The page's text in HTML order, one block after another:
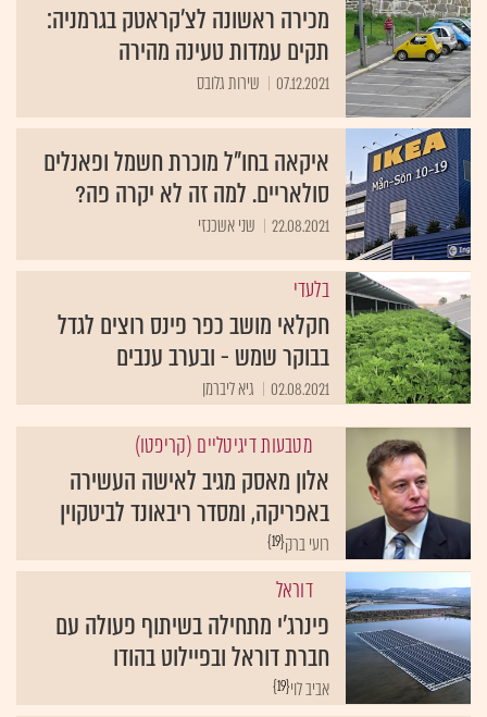
מכירה ראשונה לצ'קראטק בגרמניה:
תקים עמדות טעינה מהירה
07.12.2021 שירות גלובס
איקאה בחו"ל מוכרת חשמל ופאנלים
סולאריים. למה זה לא יקרה פה?
22.08.2021 שני אשכנזי
בלעדי
חקלאי מושב כפר פינס רוצים לגדל
בבוקר שמש - ובערב ענבים
02.08.2021 גיא ליברמן
מטבעות דיגיטליים (קריפטו)
אלון מאסק מגיב לאישה העשירה
באפריקה, ומסדר ריבאונד לביטקוין
{19}רועי ברק
דוראל
פינרג'י מתחילה בשיתוף פעולה עם
חברת דוראל ובפיילוט בהודו
{19}אביב לוי